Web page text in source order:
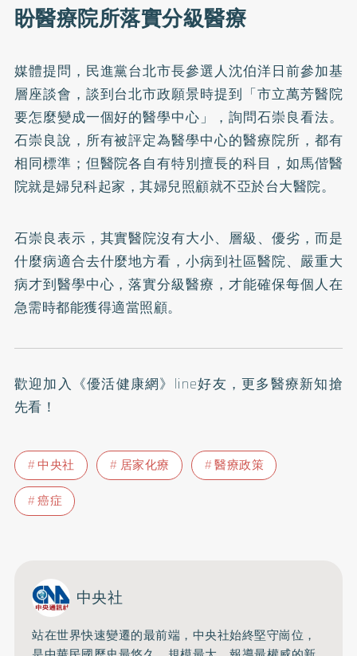
盼醫療院所落實分級醫療
媒體提問，民進黨台北市長參選人沈伯洋日前參加基
層座談會，談到台北市政願景時提到「市立萬芳醫院
要怎麼變成一個好的醫學中心」，詢問石崇良看法。
石崇良說，所有被評定為醫學中心的醫療院所，都有
相同標準；但醫院各自有特別擅長的科目，如馬偕醫
院就是婦兒科起家，其婦兒照顧就不亞於台大醫院。
石崇良表示，其實醫院沒有大小、層級、優劣，而是
什麼病適合去什麼地方看，小病到社區醫院、嚴重大
病才到醫學中心，落實分級醫療，才能確保每個人在
急需時都能獲得適當照顧。
歡迎加入 《優活健康網》line好友 ，更多醫療新知搶
先看！
中央社 居家化療
醫療政策
癌症
中央社
站在世界快速變遷的最前端，中央社始終堅守崗位，